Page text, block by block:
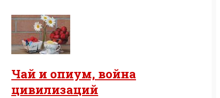
Чай и опиум, война
цивилизаций